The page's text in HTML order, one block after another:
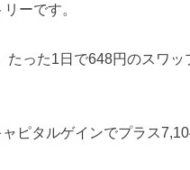
ーです。
たった1日で648円のスワッ
ピタルゲインでプラス